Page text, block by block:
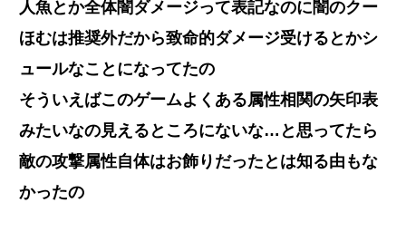
人魚とか全体闇ダメージって表記なのに闇のクー
ほむは推奨外だから致命的ダメージ受けるとかシ
ュールなことになってたの
そういえばこのゲームよくある属性相関の矢印表
みたいなの見えるところにないな…と思ってたら
敵の攻撃属性自体はお飾りだったとは知る由もな
かったの